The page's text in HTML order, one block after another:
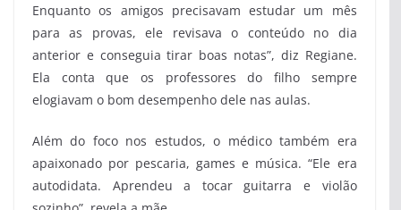
Enquanto os amigos precisavam estudar um mês
para as provas, ele revisava o conteúdo no dia
anterior e conseguia tirar boas notas”, diz Regiane.
Ela conta que os professores do filho sempre
elogiavam o bom desempenho dele nas aulas.
Além do foco nos estudos, o médico também era
apaixonado por pescaria, games e música. “Ele era
autodidata. Aprendeu a tocar guitarra e violão